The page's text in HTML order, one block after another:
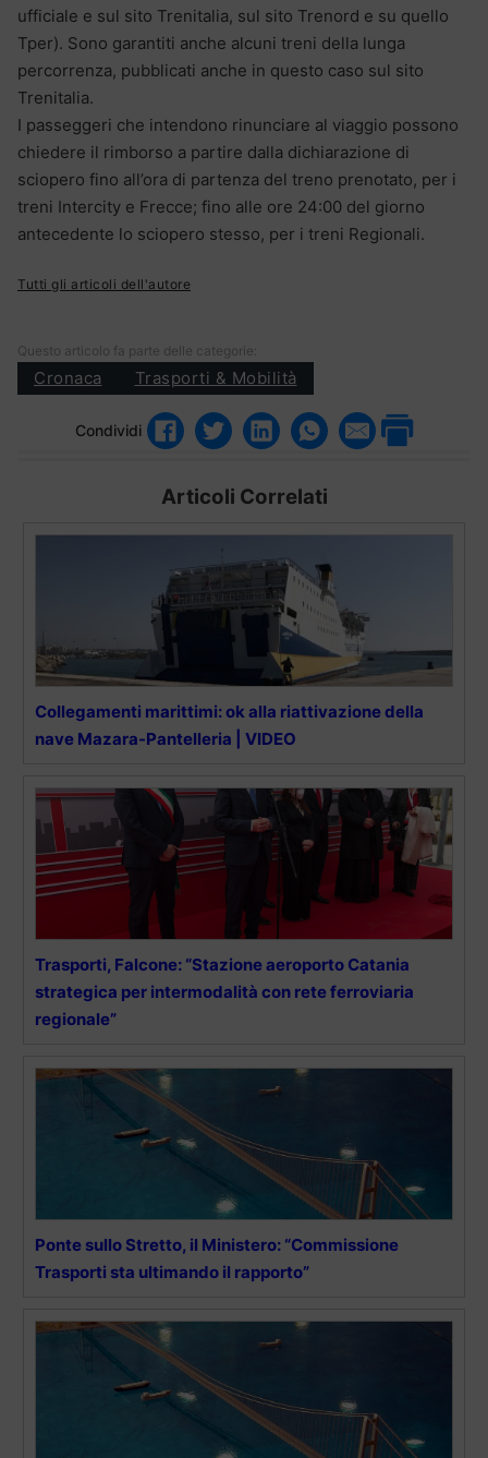
ufficiale e sul sito Trenitalia, sul sito Trenord e su quello
Tper). Sono garantiti anche alcuni treni della lunga
percorrenza, pubblicati anche in questo caso sul sito
Trenitalia.
I passeggeri che intendono rinunciare al viaggio possono
chiedere il rimborso a partire dalla dichiarazione di
sciopero fino all’ora di partenza del treno prenotato, per i
treni Intercity e Frecce; fino alle ore 24:00 del giorno
antecedente lo sciopero stesso, per i treni Regionali.
Tutti gli articoli dell'autore
Questo articolo fa parte delle categorie:
Cronaca Trasporti & Mobilità
Condividi
Articoli Correlati
Collegamenti marittimi: ok alla riattivazione della
nave Mazara-Pantelleria | VIDEO
Trasporti, Falcone: “Stazione aeroporto Catania
strategica per intermodalità con rete ferroviaria
regionale”
Ponte sullo Stretto, il Ministero: “Commissione
Trasporti sta ultimando il rapporto”